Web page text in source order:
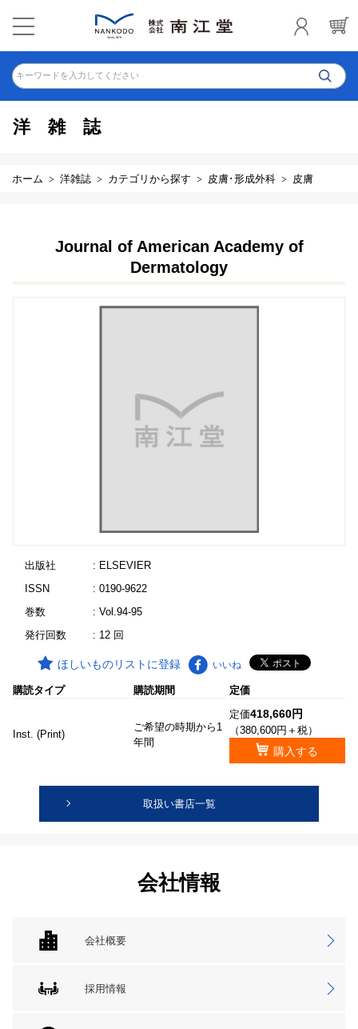
キーワードを入力してください
洋雑誌
ホーム 洋雑誌 カテゴリから探す 皮膚･形成外科 皮膚
Journal of American Academy of
Dermatology
出版社
: ELSEVIER
ISSN
: 0190-9622
巻数
: Vol.94-95
発行回数
: 12 回
ほしいものリストに登録 いいね
購読タイプ 購読期間 定価
Inst. (Print)
ご希望の時期から1
年間
定価418,660円
（380,600円＋税）
購入する
取扱い書店一覧
会社情報
会社概要
採用情報